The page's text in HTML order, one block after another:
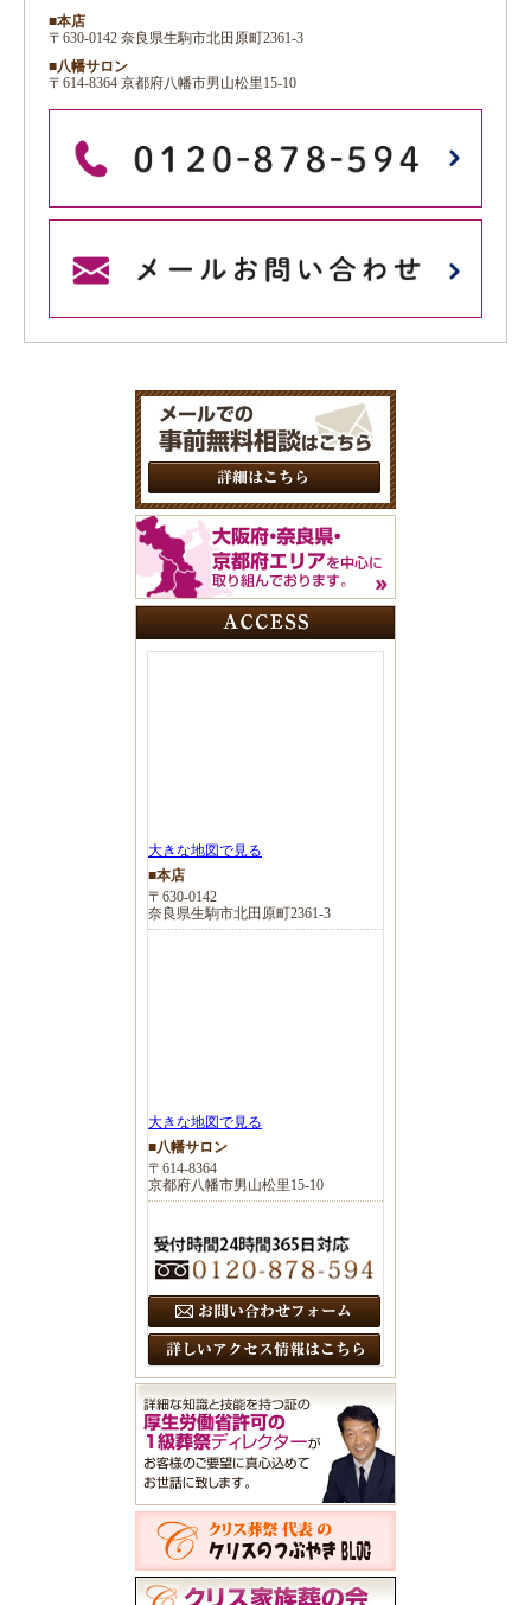
■本店
〒630-0142 奈良県生駒市北田原町2361-3
■八幡サロン
〒614-8364 京都府八幡市男山松里15-10
大きな地図で見る
■本店
〒630-0142
奈良県生駒市北田原町2361-3
大きな地図で見る
■八幡サロン
〒614-8364
京都府八幡市男山松里15-10